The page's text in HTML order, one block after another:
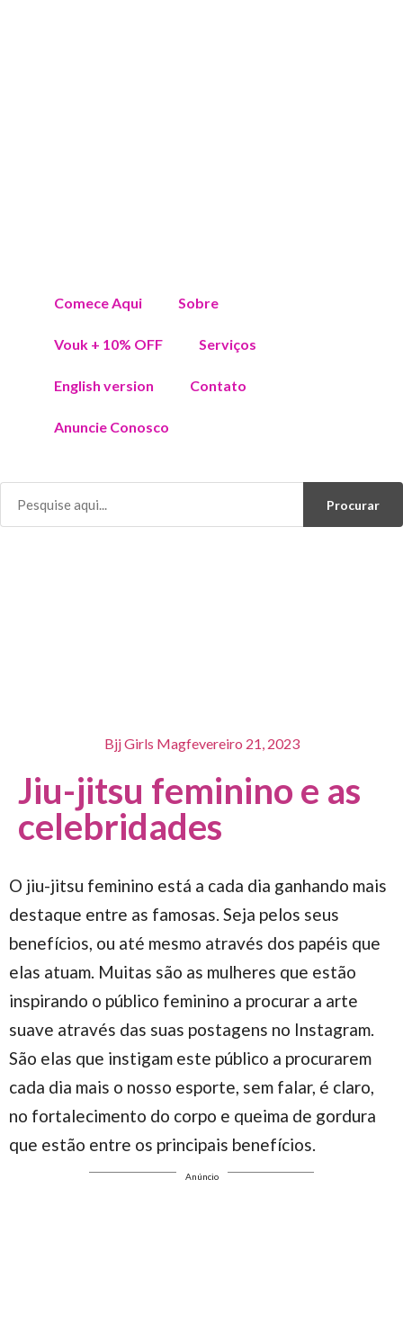
Comece Aqui Sobre
Vouk + 10% OFF Serviços
English version Contato
Anuncie Conosco
Procurar
Bjj Girls Magfevereiro 21, 2023
Jiu-jitsu feminino e as
celebridades
O jiu-jitsu feminino está a cada dia ganhando mais
destaque entre as famosas. Seja pelos seus
benefícios, ou até mesmo através dos papéis que
elas atuam. Muitas são as mulheres que estão
inspirando o público feminino a procurar a arte
suave através das suas postagens no Instagram.
São elas que instigam este público a procurarem
cada dia mais o nosso esporte, sem falar, é claro,
no fortalecimento do corpo e queima de gordura
que estão entre os principais benefícios.
Anúncio